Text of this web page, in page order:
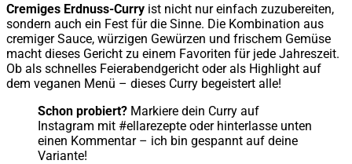
Cremiges Erdnuss-Curry ist nicht nur einfach zuzubereiten,
sondern auch ein Fest für die Sinne. Die Kombination aus
cremiger Sauce, würzigen Gewürzen und frischem Gemüse
macht dieses Gericht zu einem Favoriten für jede Jahreszeit.
Ob als schnelles Feierabendgericht oder als Highlight auf
dem veganen Menü – dieses Curry begeistert alle!
Schon probiert? Markiere dein Curry auf
Instagram mit #ellarezepte oder hinterlasse unten
einen Kommentar – ich bin gespannt auf deine
Variante!